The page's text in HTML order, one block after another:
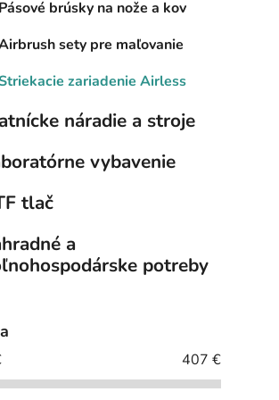
Pásové brúsky na nože a kov
sety pre maľovanie
zariadenie Airless
náradie a stroje
vybavenie
tlač
a
potreby
407 €